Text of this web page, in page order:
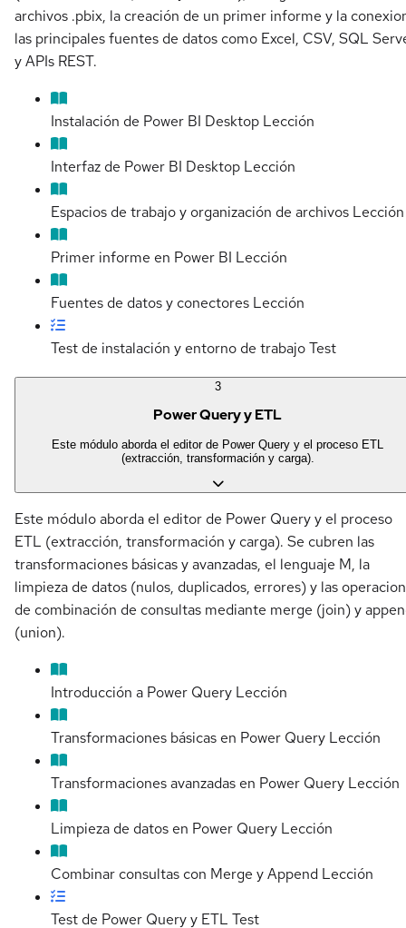
archivos .pbix, la creación de un primer informe y la
las principales fuentes de datos como Excel, CSV, SQL
y APIs REST.
Instalación de Power BI Desktop Lección
Interfaz de Power BI Desktop Lección
Espacios de trabajo y organización de archivos Lección
Primer informe en Power BI Lección
Fuentes de datos y conectores Lección
Test de instalación y entorno de trabajoTest
3
Power Query y ETL
Este módulo aborda el editor de Power Query y el proceso ETL
(extracción, transformación y carga).
Este módulo aborda el editor de Power Query y el proceso
ETL (extracción, transformación y carga). Se cubren las
transformaciones básicas y avanzadas, el lenguaje M, la
limpieza de datos (nulos, duplicados, errores) y las
de combinación de consultas mediante merge (join) y
(union).
Introducción a Power Query Lección
Transformaciones básicas en Power Query Lección
Transformaciones avanzadas en Power Query Lección
Limpieza de datos en Power Query Lección
Combinar consultas con Merge y Append Lección
Test de Power Query y ETL Test